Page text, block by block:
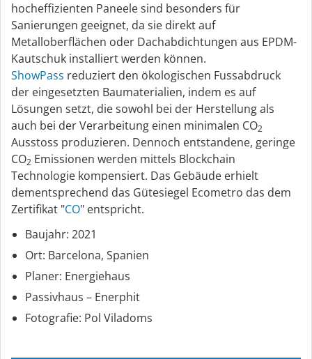
hocheffizienten Paneele sind besonders für
Sanierungen geeignet, da sie direkt auf
Metalloberflächen oder Dachabdichtungen aus EPDM-
Kautschuk installiert werden können.
ShowPass reduziert den ökologischen Fussabdruck
der eingesetzten Baumaterialien, indem es auf
Lösungen setzt, die sowohl bei der Herstellung als
auch bei der Verarbeitung einen minimalen CO2
Ausstoss produzieren. Dennoch entstandene, geringe
CO2 Emissionen werden mittels Blockchain
Technologie kompensiert. Das Gebäude erhielt
dementsprechend das Gütesiegel Ecometro das dem
Zertifikat "CO" entspricht.
Baujahr: 2021
Ort: Barcelona, Spanien
Planer: Energiehaus
Passivhaus – Enerphit
Fotografie: Pol Viladoms